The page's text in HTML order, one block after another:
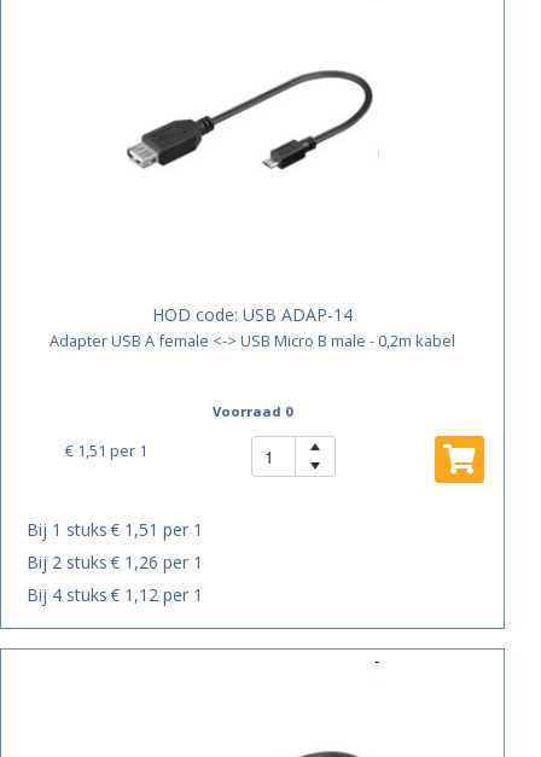
HOD code: USB ADAP-14
Adapter USB A female <-> USB Micro B male - 0,2m kabel
Voorraad 0
€ 1,51 per 1
Bij 1 stuks€ 1,51 per 1
Bij 2 stuks€ 1,26 per 1
Bij 4 stuks€ 1,12 per 1